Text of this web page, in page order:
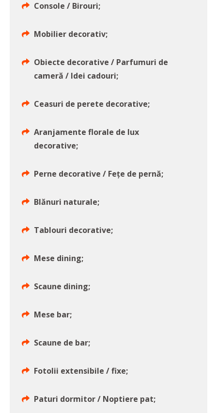
Console / Birouri;
Mobilier decorativ;
Obiecte decorative / Parfumuri de
cameră / Idei cadouri;
Ceasuri de perete decorative;
Aranjamente florale de lux
decorative;
Perne decorative / Fețe de pernă;
Blănuri naturale;
Tablouri decorative;
Mese dining;
Scaune dining;
Mese bar;
Scaune de bar;
Fotolii extensibile / fixe;
Paturi dormitor / Noptiere pat;